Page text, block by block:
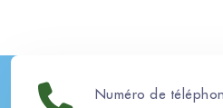
Numéro de